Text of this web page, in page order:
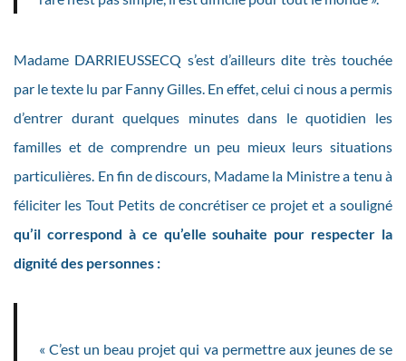
Madame DARRIEUSSECQ s’est d’ailleurs dite très touchée
par le texte lu par Fanny Gilles. En effet, celui ci nous a permis
d’entrer durant quelques minutes dans le quotidien les
familles et de comprendre un peu mieux leurs situations
particulières. En fin de discours, Madame la Ministre a tenu à
féliciter les Tout Petits de concrétiser ce projet et a souligné
qu’il correspond à ce qu’elle souhaite pour respecter la
dignité des personnes :
« C’est un beau projet qui va permettre aux jeunes de se